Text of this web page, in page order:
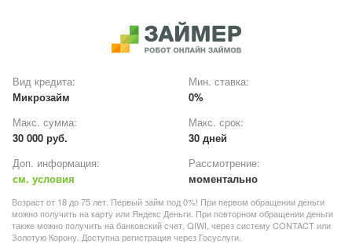
Вид кредита:
Микрозайм
Мин. ставка:
0%
Макс. сумма:
30 000 руб.
Макс. срок:
30 дней
Доп. информация:
см. условия
Рассмотрение:
моментально
Возраст от 18 до 75 лет. Первый займ под 0%! При первом обращении деньги
можно получить на карту или Яндекс Деньги. При повторном обращении деньги
также можно получить на банковский счет, QIWI, через систему CONTACT или
Золотую Корону. Доступна регистрация через Госуслуги.